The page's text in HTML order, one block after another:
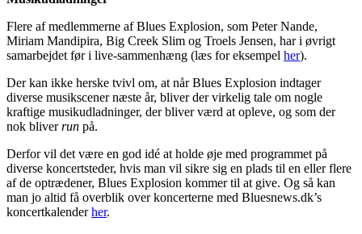
Flere af medlemmerne af Blues Explosion, som Peter Nande,
Miriam Mandipira, Big Creek Slim og Troels Jensen, har i øvrigt
samarbejdet før i live-sammenhæng (læs for eksempel her).
Der kan ikke herske tvivl om, at når Blues Explosion indtager
diverse musikscener næste år, bliver der virkelig tale om nogle
kraftige musikudladninger, der bliver værd at opleve, og som der
nok bliverrun på.
Derfor vil det være en god idé at holde øje med programmet på
diverse koncertsteder, hvis man vil sikre sig en plads til en eller flere
af de optrædener, Blues Explosion kommer til at give. Og så kan
man jo altid få overblik over koncerterne med Bluesnews.dk’s
koncertkalenderher.